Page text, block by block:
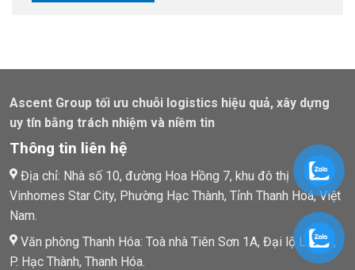
Ascent Group tối ưu chuỗi logistics hiệu quả, xây dựng
uy tín bằng trách nhiệm và niềm tin
Thông tin liên hệ
Địa chỉ: Nhà số 10, đường Hoa Hồng 7, khu đô thị
Vinhomes Star City, Phường Hạc Thành, Tỉnh Thanh Hoá, Việt
Nam.
Văn phòng Thanh Hóa: Toà nhà Tiên Sơn 1A, Đại lộ Lê Lợi,
P. Hạc Thành, Thanh Hóa.